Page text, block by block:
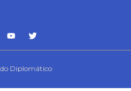
Diplomático